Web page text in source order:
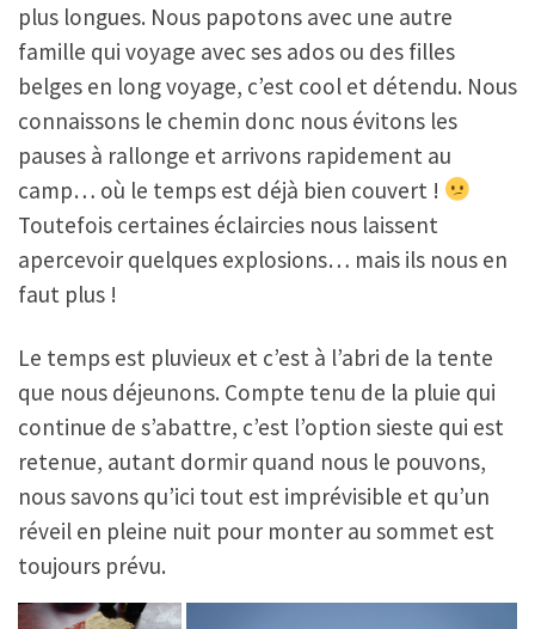
plus longues. Nous papotons avec une autre
famille qui voyage avec ses ados ou des filles
belges en long voyage, c’est cool et détendu. Nous
connaissons le chemin donc nous évitons les
pauses à rallonge et arrivons rapidement au
camp… où le temps est déjà bien couvert !
Toutefois certaines éclaircies nous laissent
apercevoir quelques explosions… mais ils nous en
faut plus !
Le temps est pluvieux et c’est à l’abri de la tente
que nous déjeunons. Compte tenu de la pluie qui
continue de s’abattre, c’est l’option sieste qui est
retenue, autant dormir quand nous le pouvons,
nous savons qu’ici tout est imprévisible et qu’un
réveil en pleine nuit pour monter au sommet est
toujours prévu.